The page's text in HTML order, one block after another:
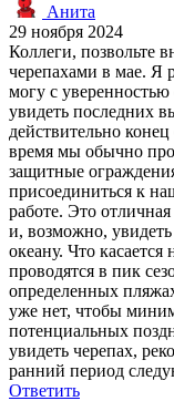
Анита
29 ноября 2024
Коллеги, позвольте
черепахами в мае. Я
могу с уверенностью
увидеть последних
действительно
время мы обычно
защитные
присоединиться к
работе. Это
и, возможно,
океану. Что
проводятся в пик
определенных
уже нет, чтобы
потенциальных
увидеть черепах,
ранний период
Ответить